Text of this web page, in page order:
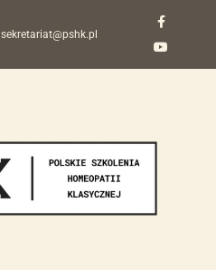
sekretariat@pshk.pl